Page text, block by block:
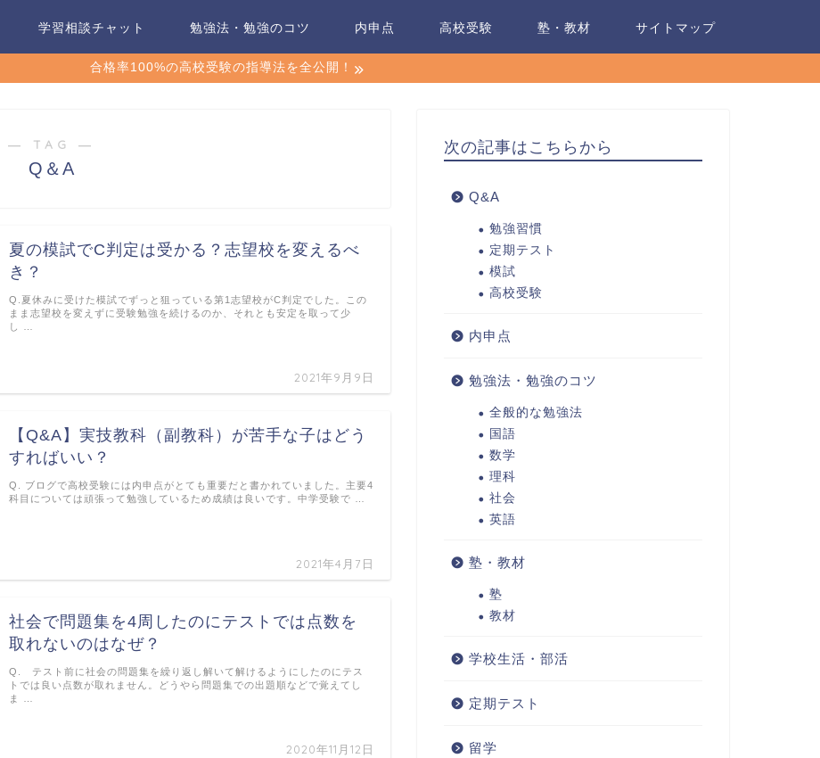
学習相談チャット 勉強法・勉強のコツ 内申点 高校受験 塾・教材 サイトマップ
合格率100%の高校受験の指導法を全公開！
― TAG ―
Q＆A
夏の模試でC判定は受かる？志望校を変えるべ
き？
2021年9月9日
Q.夏休みに受けた模試でずっと狙っている第1志望校がC判定でした。この
まま志望校を変えずに受験勉強を続けるのか、それとも安定を取って少
し …
【Q&A】実技教科（副教科）が苦手な子はどう
すればいい？
2021年4月7日
Q. ブログで高校受験には内申点がとても重要だと書かれていました。主要4
科目については頑張って勉強しているため成績は良いです。中学受験で …
社会で問題集を4周したのにテストでは点数を
取れないのはなぜ？
2020年11月12日
Q. テスト前に社会の問題集を繰り返し解いて解けるようにしたのにテス
トでは良い点数が取れません。どうやら問題集での出題順などで覚えてし
ま …
次の記事はこちらから
Q&A
勉強習慣
定期テスト
模試
高校受験
内申点
勉強法・勉強のコツ
全般的な勉強法
国語
数学
理科
社会
英語
塾・教材
塾
教材
学校生活・部活
定期テスト
留学